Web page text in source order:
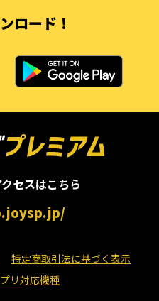
ロード！
セスはこちら
特定商取引法に基づく表示
リ対応機種